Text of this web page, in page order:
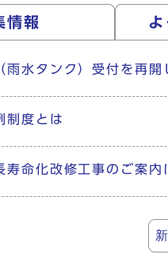
情報
水タンク）受付を再開
制度とは
寿命化改修工事のご案内